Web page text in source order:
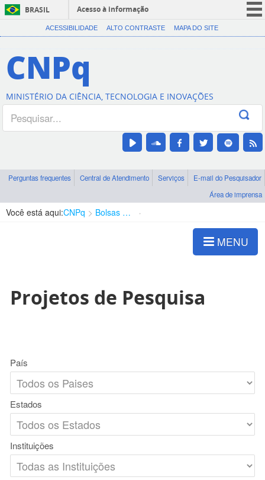
BRASIL
Acesso à informação
CORONAVÍRUS (COVID-19)
Canais
ACESSIBILIDADE ALTO CONTRASTE MAPA DO SITE
CNPq
MINISTÉRIO DA CIÊNCIA, TECNOLOGIA E INOVAÇÕES
Perguntas frequentes Central de Atendimento Serviços
E-mail do Pesquisador
Área de imprensa
Você está aqui:CNPq Bolsas e Auxílios Vigentes
MENU
Projetos de Pesquisa
País
Estados
Instituições